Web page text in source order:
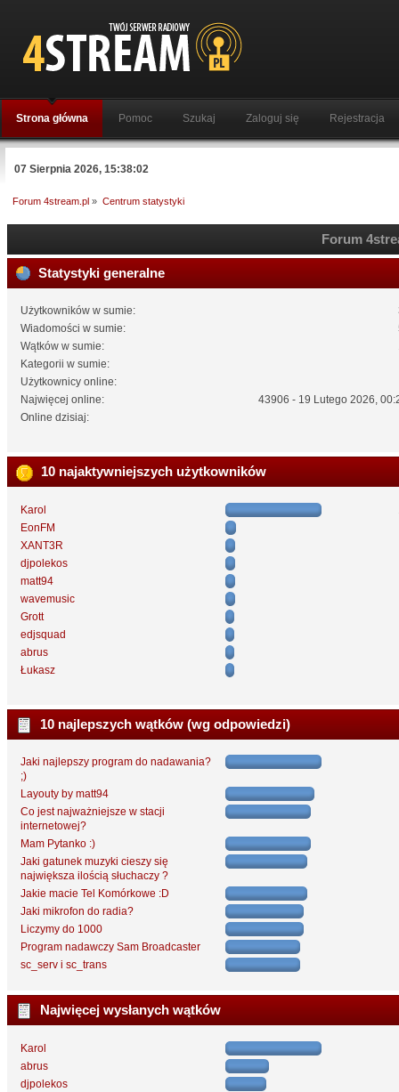
Strona główna Pomoc Szukaj Zaloguj się Rejestracja
07 Sierpnia 2026, 15:38:02
Forum 4stream.pl » Centrum statystyki
Forum
Statystyki generalne
Użytkowników w sumie:
Wiadomości w sumie:
Wątków w sumie:
Kategorii w sumie:
Użytkownicy online:
Najwięcej online:
43906 - 19 Lutego 2026,
Online dzisiaj:
10 najaktywniejszych użytkowników
Karol
EonFM
XANT3R
djpolekos
matt94
wavemusic
Grott
edjsquad
abrus
Łukasz
10 najlepszych wątków (wg odpowiedzi)
Jaki najlepszy program do nadawania?
;)
Layouty by matt94
Co jest najważniejsze w stacji
internetowej?
Mam Pytanko :)
Jaki gatunek muzyki cieszy się
największa ilością słuchaczy ?
Jakie macie Tel Komórkowe :D
Jaki mikrofon do radia?
Liczymy do 1000
Program nadawczy Sam Broadcaster
sc_serv i sc_trans
Najwięcej wysłanych wątków
Karol
abrus
djpolekos